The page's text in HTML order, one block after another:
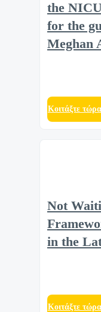
the
for the
Meghan
Κοιτάξτε τώρα
Not
in the
Κοιτάξτε τώρα